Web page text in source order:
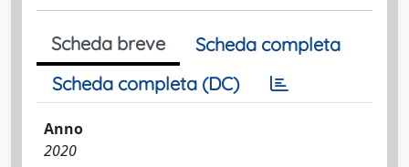
Scheda breve
Scheda completa
Scheda completa (DC)
Anno
2020